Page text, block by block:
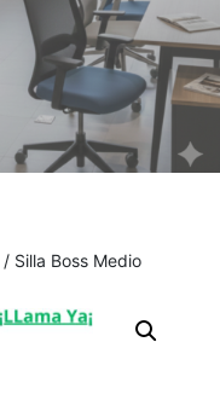
/ Silla Boss Medio